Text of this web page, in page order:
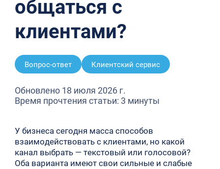
общаться с
клиентами?
Вопрос-ответ Клиентский сервис
Обновлено 18 июля 2026 г.
Время прочтения статьи: 3 минуты
У бизнеса сегодня масса способов
взаимодействовать с клиентами, но какой
канал выбрать — текстовый или голосовой?
Оба варианта имеют свои сильные и слабые